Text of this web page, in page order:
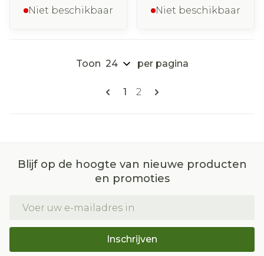
Niet beschikbaar Niet beschikbaar
Pagina's
U lees momenteel pagina
1 Pagina
2
Toon per pagina
Blijf op de hoogte van nieuwe producten
en promoties
Inschrijven